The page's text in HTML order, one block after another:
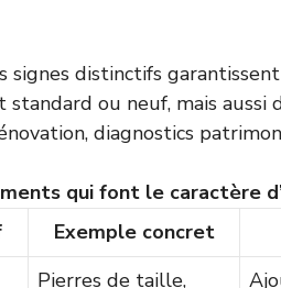
signes distinctifs
standard ou neuf, mais
diagnostics
qui font le caractère
Exemple concret
Pierres de taille,